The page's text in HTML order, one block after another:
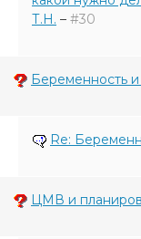
Т.Н. – #30
Беременность
Re:
ЦМВ и